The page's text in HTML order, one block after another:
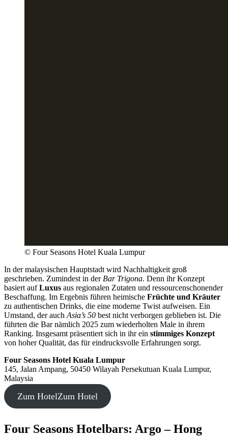
© Four Seasons Hotel Kuala Lumpur
In der malaysischen Hauptstadt wird Nachhaltigkeit groß
geschrieben. Zumindest in der Bar Trigona. Denn ihr Konzept
basiert aufLuxus aus regionalen Zutaten und ressourcenschonender
Beschaffung. Im Ergebnis führen heimische Früchte und Kräuter
zu authentischen Drinks, die eine moderne Twist aufweisen. Ein
Umstand, der auch Asia’s 50 best nicht verborgen geblieben ist. Die
führten die Bar nämlich 2025 zum wiederholten Male in ihrem
Ranking. Insgesamt präsentiert sich in ihr ein stimmiges Konzept
von hoher Qualität, das für eindrucksvolle Erfahrungen sorgt.
Four Seasons Hotel Kuala Lumpur
145, Jalan Ampang, 50450 Wilayah Persekutuan Kuala Lumpur,
Malaysia
Zum HotelZum Hotel
Four Seasons Hotelbars: Argo – Hong